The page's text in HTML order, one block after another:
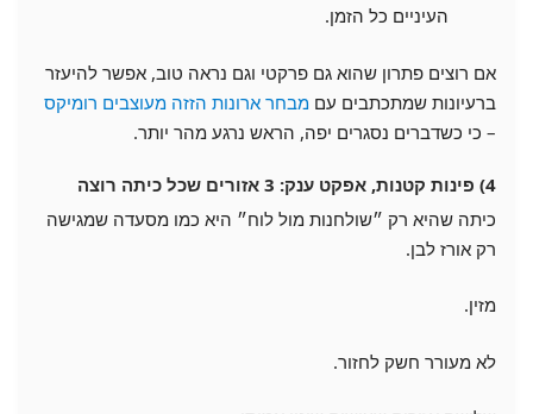
העיניים כל הזמן.
אם רוצים פתרון שהוא גם פרקטי וגם נראה טוב, אפשר להיעזר
ברעיונות שמתכתבים עם מבחר ארונות הזזה מעוצבים רומיקס
– כי כשדברים נסגרים יפה, הראש נרגע מהר יותר.
4) פינות קטנות, אפקט ענק: 3 אזורים שכל כיתה רוצה
כיתה שהיא רק ״שולחנות מול לוח״ היא כמו מסעדה שמגישה
רק אורז לבן.
מזין.
לא מעורר חשק לחזור.